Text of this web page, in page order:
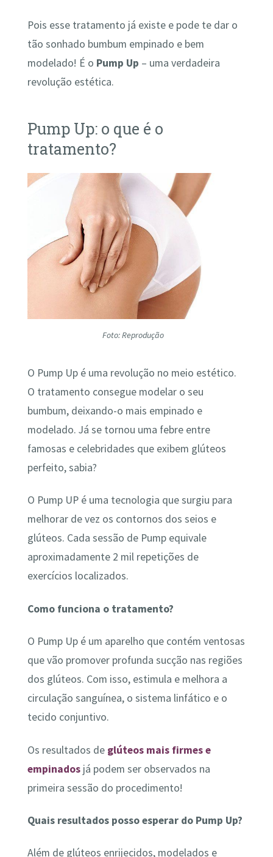
Pois esse tratamento já existe e pode te dar o
tão sonhado bumbum empinado e bem
modelado! É o Pump Up – uma verdadeira
revolução estética.
Pump Up: o que é o
tratamento?
Foto: Reprodução
O Pump Up é uma revolução no meio estético.
O tratamento consegue modelar o seu
bumbum, deixando-o mais empinado e
modelado. Já se tornou uma febre entre
famosas e celebridades que exibem glúteos
perfeito, sabia?
O Pump UP é uma tecnologia que surgiu para
melhorar de vez os contornos dos seios e
glúteos. Cada sessão de Pump equivale
aproximadamente 2 mil repetições de
exercícios localizados.
Como funciona o tratamento?
O Pump Up é um aparelho que contém ventosas
que vão promover profunda sucção nas regiões
dos glúteos. Com isso, estimula e melhora a
circulação sanguínea, o sistema linfático e o
tecido conjuntivo.
Os resultados de glúteos mais firmes e
empinadosjá podem ser observados na
primeira sessão do procedimento!
Quais resultados posso esperar do Pump Up?
Além de glúteos enrijecidos, modelados e